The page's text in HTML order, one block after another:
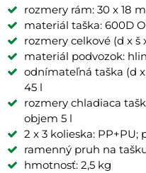
rozmery rám: 30 x 18
materiál taška: 600D
rozmery celkové (d x š
materiál podvozok:
odnímateľná taška (d x
45 l
rozmery chladiaca
objem 5 l
2 x 3 kolieska: PP+PU;
ramenný pruh na
hmotnosť: 2,5 kg